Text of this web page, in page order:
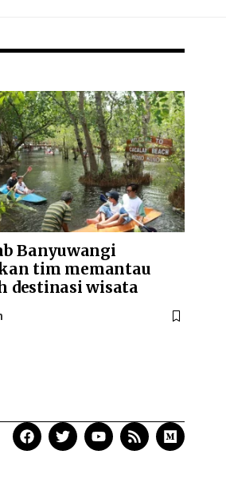
Banyuwangi
tim memantau
destinasi wisata